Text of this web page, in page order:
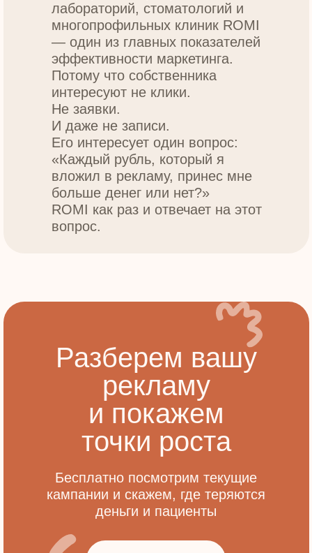
лабораторий, стоматологий и
многопрофильных клиник ROMI
— один из главных показателей
эффективности маркетинга.
Потому что собственника
интересуют не клики.
Не заявки.
И даже не записи.
Его интересует один вопрос:
«Каждый рубль, который я
вложил в рекламу, принес мне
больше денег или нет?»
ROMI как раз и отвечает на этот
вопрос.
Разберем вашу
рекламу
и покажем
точки роста
Бесплатно посмотрим текущие
кампании и скажем, где теряются
деньги и пациенты